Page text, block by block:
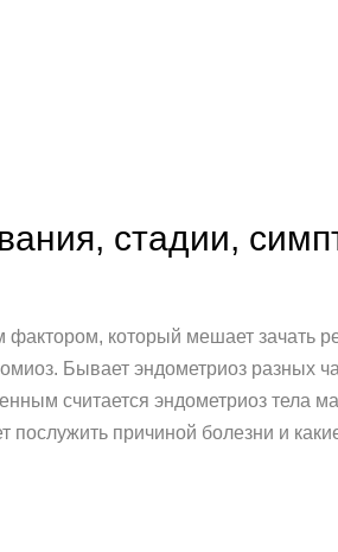
стадии,
который мешает зачать
Бывает эндометриоз разных
считается эндометриоз тела
причиной болезни и